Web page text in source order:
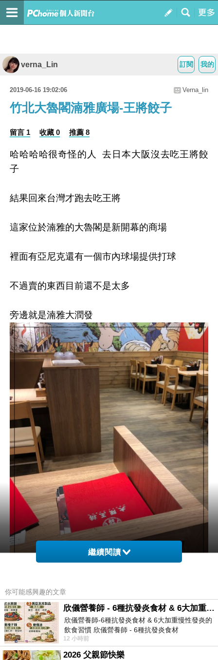
我的
訂閱
verna_Lin
2019-06-16 19:02:06 Verna_lin
竹北大魯閣湳雅廣場-王將餃子
留言 1 收藏 0 推薦 8
哈哈哈哈很奇怪的人 去日本大阪沒去吃王將餃
子
結果回來台灣才跑去吃王將
這家位於湳雅的大魯閣是新開幕的商場
裡面有亞尼克還有一個市內球場提供打球
不過賣的東西目前還不是太多
旁邊就是湳雅大潤發
除了有賣餃子之外還有拉麵等定食
繼續閱讀
你可能感興趣的文章
欣儀營養師 - 6種抗發炎食材 & 6大加重慢性發炎的飲食習慣
欣儀營養師-6種抗發炎食材 & 6大加重慢性發炎的
飲食習慣 欣儀營養師 - 6種抗發炎食材
https://www.facebook.com/photo/?fbid=147
12 小時前
2026 父親節快樂